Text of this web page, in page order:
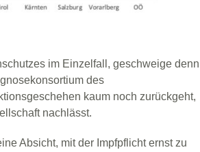
im Einzelfall, geschweige denn
des
kaum noch zurückgeht,
nachlässt.
Absicht, mit der Impfpflicht ernst zu